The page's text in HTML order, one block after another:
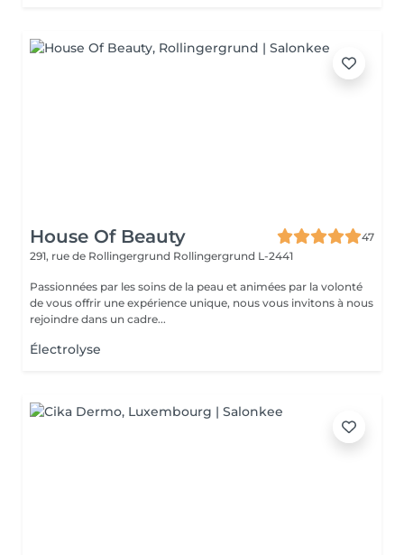
House Of Beauty
47
291, rue de Rollingergrund Rollingergrund L-2441
Passionnées par les soins de la peau et animées par la volonté
de vous offrir une expérience unique, nous vous invitons à nous
rejoindre dans un cadre...
Électrolyse